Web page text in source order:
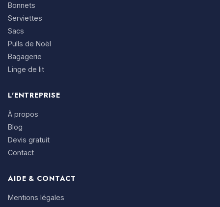
Bonnets
Serviettes
Sacs
Pulls de Noël
Bagagerie
Linge de lit
L'ENTREPRISE
À propos
Blog
Devis gratuit
Contact
AIDE & CONTACT
Mentions légales